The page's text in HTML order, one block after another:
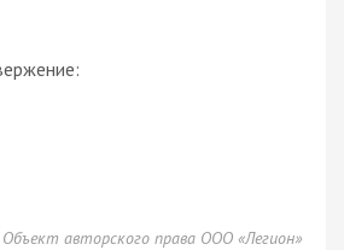
Объект авторского права ООО «Легион»